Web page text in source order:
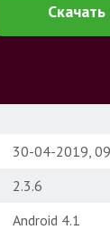
Скачать
30-04-2019,
2.3.6
Android 4.1